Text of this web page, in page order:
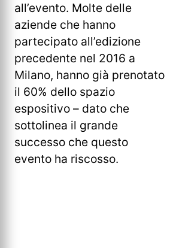
all’evento. Molte delle
aziende che hanno
partecipato all’edizione
precedente nel 2016 a
Milano, hanno già prenotato
il 60% dello spazio
espositivo – dato che
sottolinea il grande
successo che questo
evento ha riscosso.